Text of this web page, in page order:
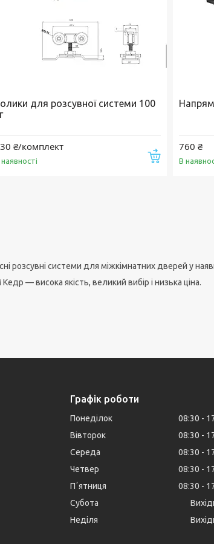
для розсувної системи 100
₴/комплект
Купити
760 ₴
В
розсувні системи для міжкімнатних дверей у
— висока якість, великий вибір і низька ціна.
Графік роботи
Понеділок 08:30
Вівторок
08:30
Середа
08:30
Четвер
08:30
Пʼятниця
08:30
Субота
Неділя